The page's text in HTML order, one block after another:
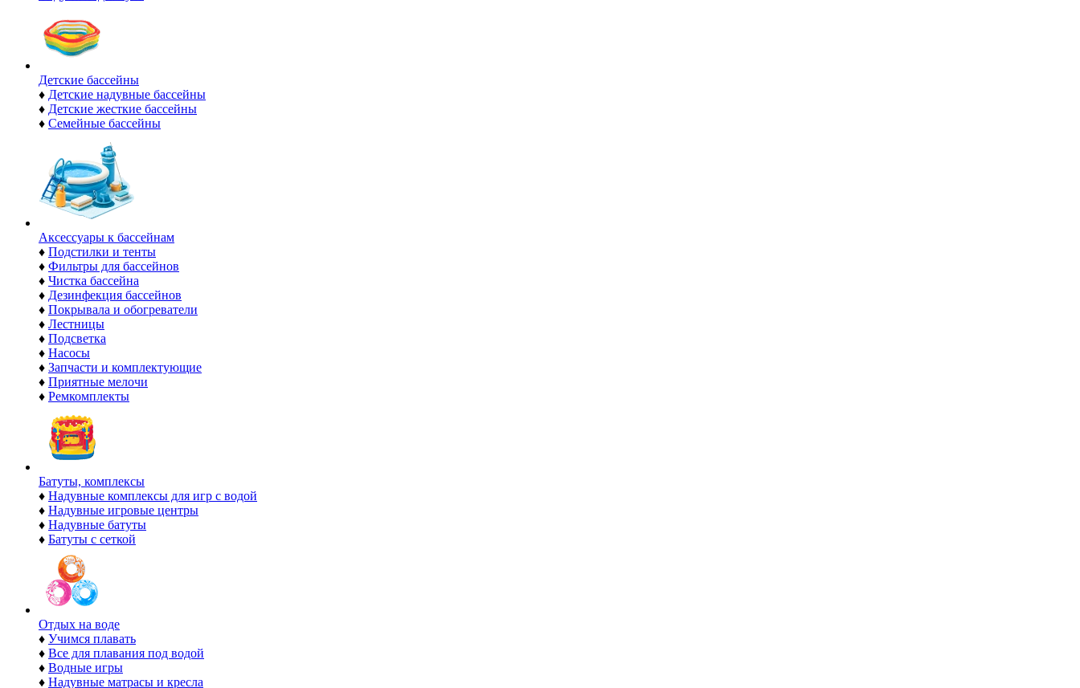
Детские бассейны
♦ Детские надувные бассейны
♦ Детские жесткие бассейны
♦ Семейные бассейны
Аксессуары к бассейнам
♦ Подстилки и тенты
♦ Фильтры для бассейнов
♦ Чистка бассейна
♦ Дезинфекция бассейнов
♦ Покрывала и обогреватели
♦ Лестницы
♦ Подсветка
♦ Насосы
♦ Запчасти и комплектующие
♦ Приятные мелочи
♦ Ремкомплекты
Батуты, комплексы
♦ Надувные комплексы для игр с водой
♦ Надувные игровые центры
♦ Надувные батуты
♦ Батуты с сеткой
Отдых на воде
♦ Учимся плавать
♦ Все для плавания под водой
♦ Водные игры
♦ Надувные матрасы и кресла